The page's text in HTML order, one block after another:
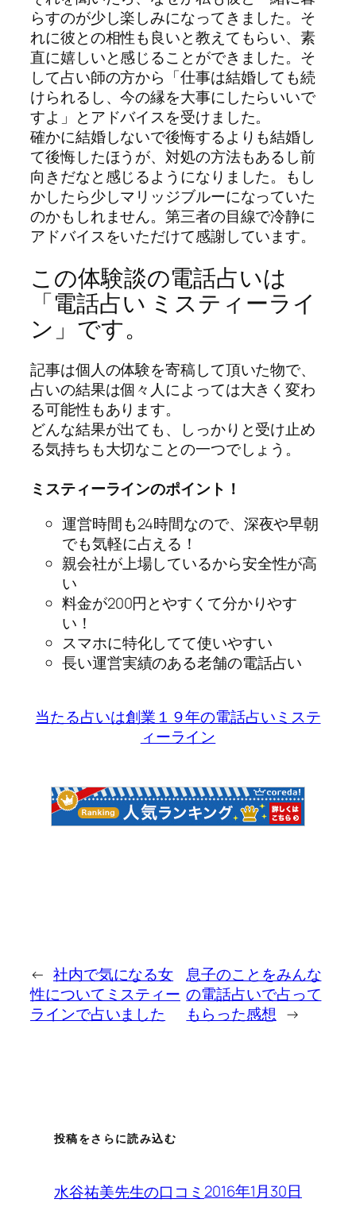
らすのが少し楽しみになってきました。そ
れに彼との相性も良いと教えてもらい、素
直に嬉しいと感じることができました。そ
して占い師の方から「仕事は結婚しても続
けられるし、今の縁を大事にしたらいいで
すよ」とアドバイスを受けました。
確かに結婚しないで後悔するよりも結婚し
て後悔したほうが、対処の方法もあるし前
向きだなと感じるようになりました。もし
かしたら少しマリッジブルーになっていた
のかもしれません。第三者の目線で冷静に
アドバイスをいただけて感謝しています。
この体験談の電話占いは
「電話占い ミスティーライ
ン」です。
記事は個人の体験を寄稿して頂いた物で、
占いの結果は個々人によっては大きく変わ
る可能性もあります。
どんな結果が出ても、しっかりと受け止め
る気持ちも大切なことの一つでしょう。
ミスティーラインのポイント！
運営時間も24時間なので、深夜や早朝
でも気軽に占える！
親会社が上場しているから安全性が高
い
料金が200円とやすくて分かりやす
い！
スマホに特化してて使いやすい
長い運営実績のある老舗の電話占い
当たる占いは創業１９年の電話占いミステ
ィーライン
← 社内で気になる女
性についてミスティー
ラインで占いました
息子のことをみんな
の電話占いで占って
もらった感想 →
投稿をさらに読み込む
水谷祐美先生の口コミ 2016年1月30日